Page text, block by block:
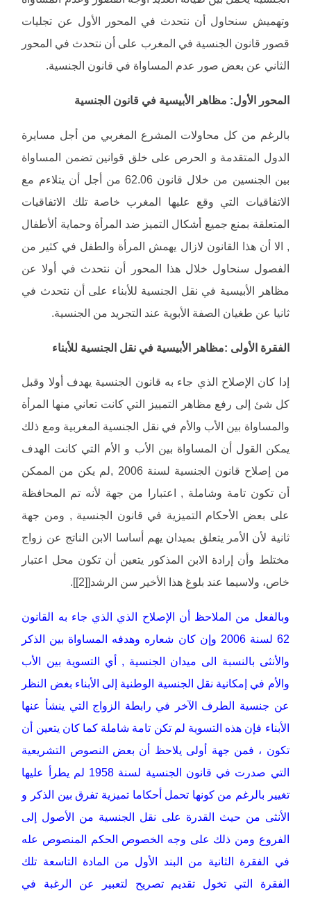
وتهميش سنحاول أن نتحدث في المحور الأول عن تجليات
قصور قانون الجنسية في المغرب على أن نتحدث في المحور
الثاني عن بعض صور عدم المساواة في قانون الجنسية.
المحور الأول: مظاهر الأبيسية في قانون الجنسية
بالرغم من كل محاولات المشرع المغربي من أجل مسايرة
الدول المتقدمة و الحرص على خلق قوانين تضمن المساواة
بين الجنسين من خلال قانون 62.06 من أجل أن يتلاءم مع
الاتفاقيات التي وقع عليها المغرب خاصة تلك الاتفاقيات
المتعلقة بمنع جميع أشكال التميز ضد المرأة وحماية ألأطفال
, الا أن هذا القانون لازال يهمش المرأة والطفل في كثير من
الفصول سنحاول خلال هذا المحور أن نتحدث في أولا عن
مظاهر الأبيسية في نقل الجنسية للأبناء على أن نتحدث في
ثانيا عن طغيان الصفة الأبوية عند التجريد من الجنسية.
الفقرة الأولى :مظاهر الأبيسية في نقل الجنسية للأبناء
إدا كان الإصلاح الذي جاء به قانون الجنسية يهدف أولا وقبل
كل شئ إلى رفع مظاهر التمييز التي كانت تعاني منها المرأة
والمساواة بين الأب والأم في نقل الجنسية المغربية ومع ذلك
يمكن القول أن المساواة بين الأب و الأم التي كانت الهدف
من إصلاح قانون الجنسية لسنة 2006 ,لم يكن من الممكن
أن تكون تامة وشاملة , اعتبارا من جهة لأنه تم المحافظة
على بعض الأحكام التميزية في قانون الجنسية , ومن جهة
ثانية لأن الأمر يتعلق بميدان يهم أساسا الابن الناتج عن زواج
مختلط وأن إرادة الابن المذكور يتعين أن تكون محل اعتبار
خاص، ولاسيما عند بلوغ هذا الأخير سن الرشد[[2]].
وبالفعل من الملاحظ أن الإصلاح الذي الذي جاء به القانون
62 لسنة 2006 وإن كان شعاره وهدفه المساواة بين الذكر
والأنثى بالنسبة الى ميدان الجنسية , أي التسوية بين الأب
والأم في إمكانية نقل الجنسية الوطنية إلى الأبناء بغض النظر
عن جنسية الطرف الآخر في رابطة الزواج التي ينشأ عنها
الأبناء فإن هذه التسوية لم تكن تامة شاملة كما كان يتعين أن
تكون ، فمن جهة أولى يلاحظ أن بعض النصوص التشريعية
التي صدرت في قانون الجنسية لسنة 1958 لم يطرأ عليها
تغيير بالرغم من كونها تحمل أحكاما تميزية تفرق بين الذكر و
الأنثى من حيث القدرة على نقل الجنسية من الأصول إلى
الفروع ومن ذلك على وجه الخصوص الحكم المنصوص عله
في الفقرة الثانية من البند الأول من المادة التاسعة تلك
الفقرة التي تخول تقديم تصريح لتعبير عن الرغبة في